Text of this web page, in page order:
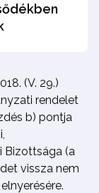
(V. 29.)
rendelet
b) pontja
Bizottsága (a
vissza nem